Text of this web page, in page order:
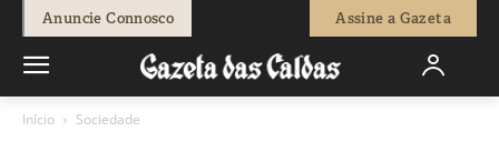
Anuncie Connosco Assine a Gazeta
Início Sociedade